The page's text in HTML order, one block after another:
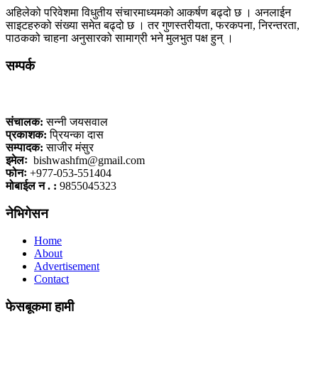
अहिलेको परिवेशमा विधुतीय संचारमाध्यमको आकर्षण बढ्दो छ । अनलाईन
साइटहरुको संख्या समेत बढ्दो छ । तर गुणस्तरीयता, फरकपना, निरन्तरता,
पाठकको चाहना अनुसारको सामाग्री भने मुलभुत पक्ष हुन् ।
सम्पर्क
संचालक: सन्नी जयसवाल
प्रकाशक: प्रियन्का दास
सम्पादक: साजीर मंसुर
इमेलः bishwashfm@gmail.com
फोनः +977-053-551404
मोबाईल न . : 9855045323
नेभिगेसन
Home
About
Advertisement
Contact
फेसबूकमा हामी